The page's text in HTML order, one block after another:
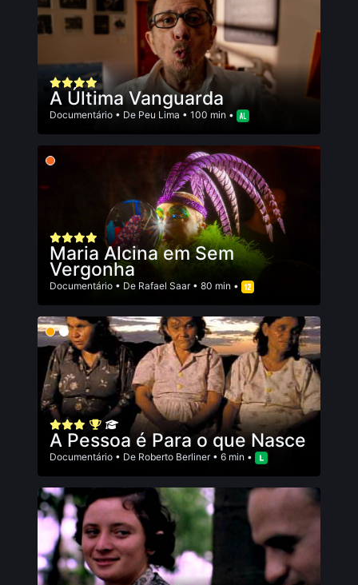
A Última Vanguarda
Documentário • De Peu Lima • 100 min •
Maria Alcina em Sem
Vergonha
Documentário • De Rafael Saar• 80 min •
A Pessoa é Para o que Nasce
Documentário • De Roberto Berliner• 6 min •